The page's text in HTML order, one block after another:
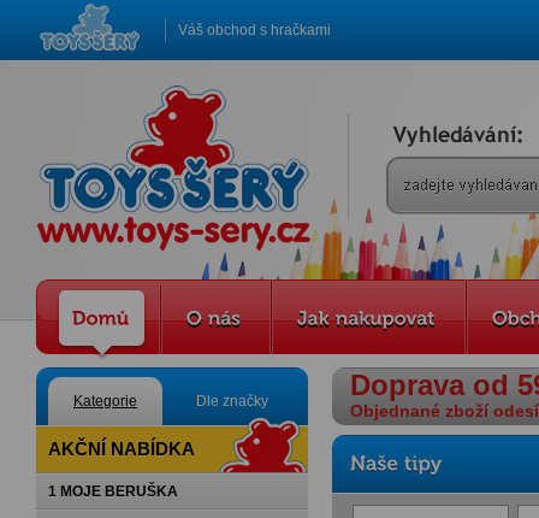
Váš obchod s hračkami
Kategorie Dle značky
AKČNÍ NABÍDKA
1 MOJE BERUŠKA
Doprava od
Objednané zboží